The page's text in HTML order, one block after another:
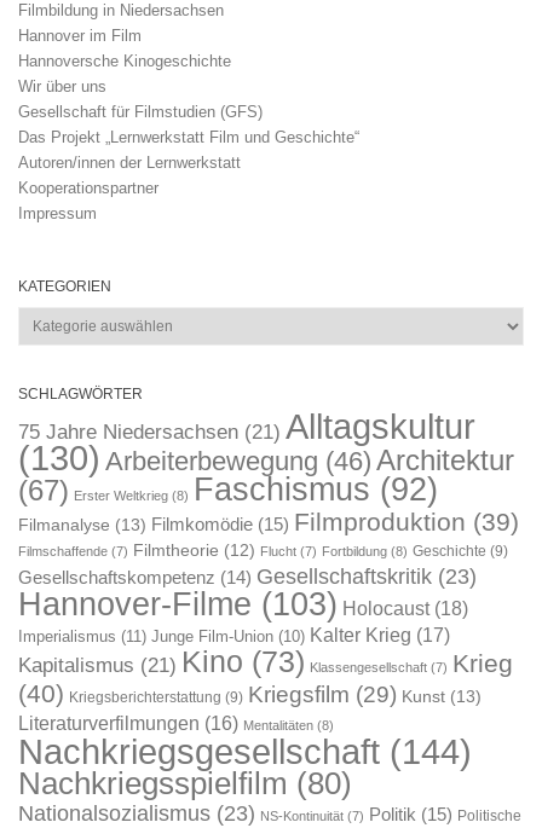
Filmbildung in Niedersachsen
Hannover im Film
Hannoversche Kinogeschichte
Wir über uns
Gesellschaft für Filmstudien (GFS)
Das Projekt „Lernwerkstatt Film und Geschichte“
Autoren/innen der Lernwerkstatt
Kooperationspartner
Impressum
KATEGORIEN
Kategorien
SCHLAGWÖRTER
75 Jahre Niedersachsen (21) Alltagskultur
(130) Arbeiterbewegung (46) Architektur
(67) Erster Weltkrieg (8) Faschismus (92)
Filmanalyse (13) Filmkomödie (15) Filmproduktion (39)
Filmschaffende (7) Filmtheorie (12) Flucht (7) Fortbildung (8) Geschichte (9)
Gesellschaftskompetenz (14) Gesellschaftskritik (23)
Hannover-Filme (103) Holocaust(18)
Imperialismus (11) Junge Film-Union (10) Kalter Krieg (17)
Kapitalismus (21) Kino (73) Klassengesellschaft (7) Krieg
(40) Kriegsberichterstattung (9) Kriegsfilm (29) Kunst (13)
Literaturverfilmungen (16) Mentalitäten (8)
Nachkriegsgesellschaft (144)
Nachkriegsspielfilm (80)
Nationalsozialismus (23) NS-Kontinuität (7) Politik (15) Politische